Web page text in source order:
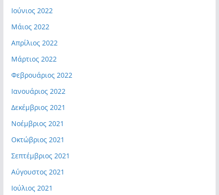
Ιούνιος 2022
Μάιος 2022
Απρίλιος 2022
Μάρτιος 2022
Φεβρουάριος 2022
Ιανουάριος 2022
Δεκέμβριος 2021
Νοέμβριος 2021
Οκτώβριος 2021
Σεπτέμβριος 2021
Αύγουστος 2021
Ιούλιος 2021